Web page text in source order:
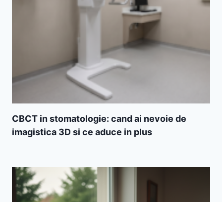
CBCT in stomatologie: cand ai nevoie de
imagistica 3D si ce aduce in plus